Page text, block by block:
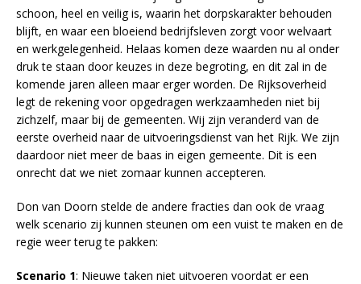
schoon, heel en veilig is, waarin het dorpskarakter behouden
blijft, en waar een bloeiend bedrijfsleven zorgt voor welvaart
en werkgelegenheid. Helaas komen deze waarden nu al onder
druk te staan door keuzes in deze begroting, en dit zal in de
komende jaren alleen maar erger worden. De Rijksoverheid
legt de rekening voor opgedragen werkzaamheden niet bij
zichzelf, maar bij de gemeenten. Wij zijn veranderd van de
eerste overheid naar de uitvoeringsdienst van het Rijk. We zijn
daardoor niet meer de baas in eigen gemeente. Dit is een
onrecht dat we niet zomaar kunnen accepteren.
Don van Doorn stelde de andere fracties dan ook de vraag
welk scenario zij kunnen steunen om een vuist te maken en de
regie weer terug te pakken:
Scenario 1: Nieuwe taken niet uitvoeren voordat er een